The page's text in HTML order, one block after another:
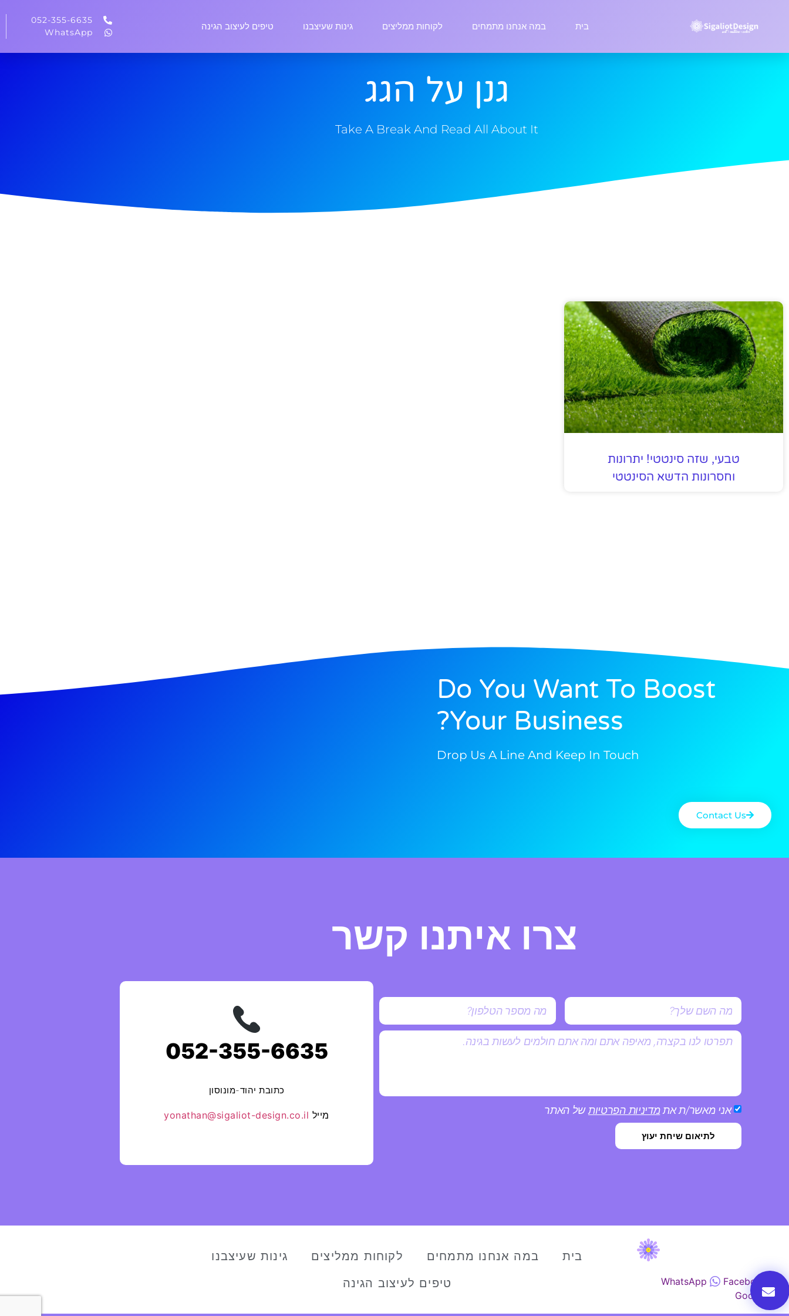
בית במה אנחנו מתמחים לקוחות ממליצים גינות שעיצבנו טיפים לעיצוב הגינה
052-355-6635
WhatsApp
גנן על הגג
Take A Break And Read All About It
טבעי, שזה סינטטי! יתרונות
וחסרונות הדשא הסינטטי
Do You Want To Boost
Your Business?
Drop Us A Line And Keep In Touch
Contact Us
צרו איתנו קשר
אני מאשר/ת אתמדיניות הפרטיותשל האתר
לתיאום שיחת יעוץ
052-355-6635
כתובת יהוד-מונוסון
מייל yonathan@sigaliot-design.co.il
Facebook
WhatsApp
Google
בית במה אנחנו מתמחים לקוחות ממליצים
גינות שעיצבנו
טיפים לעיצוב הגינה